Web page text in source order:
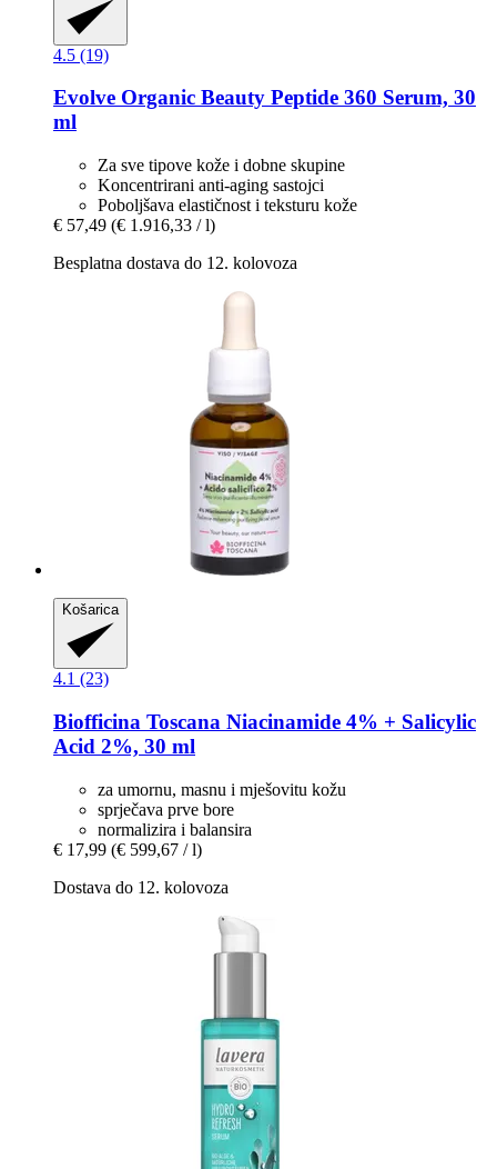
4.5 (19)
Evolve Organic Beauty Peptide 360 Serum, 30
ml
Za sve tipove kože i dobne skupine
Koncentrirani anti-aging sastojci
Poboljšava elastičnost i teksturu kože
€ 57,49 (€ 1.916,33 / l)
Besplatna dostava do 12. kolovoza
Košarica
4.1 (23)
Biofficina Toscana Niacinamide 4% + Salicylic
Acid 2%, 30 ml
za umornu, masnu i mješovitu kožu
sprječava prve bore
normalizira i balansira
€ 17,99 (€ 599,67 / l)
Dostava do 12. kolovoza